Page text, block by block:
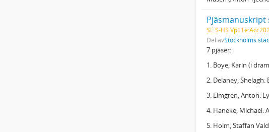
Pjäsmanuskript
SE S-HS
Del avStockholms
7 pjäser:
1. Boye, Karin (i
2. Delaney,
3. Elmgren, Anton:
4. Haneke, Michael:
5. Holm, Staffan